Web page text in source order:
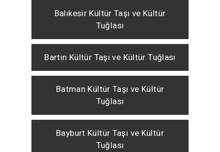
Balıkesir Kültür Taşı ve Kültür
Tuğlası
Bartın Kültür Taşı ve Kültür Tuğlası
Batman Kültür Taşı ve Kültür
Tuğlası
Bayburt Kültür Taşı ve Kültür
Tuğlası